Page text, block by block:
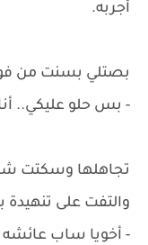
أجربه.
بصتلي بسنت من
- بس حلو عليكي..
تجاهلها وسكتت
والتفت على
- أخويا ساب عائشه